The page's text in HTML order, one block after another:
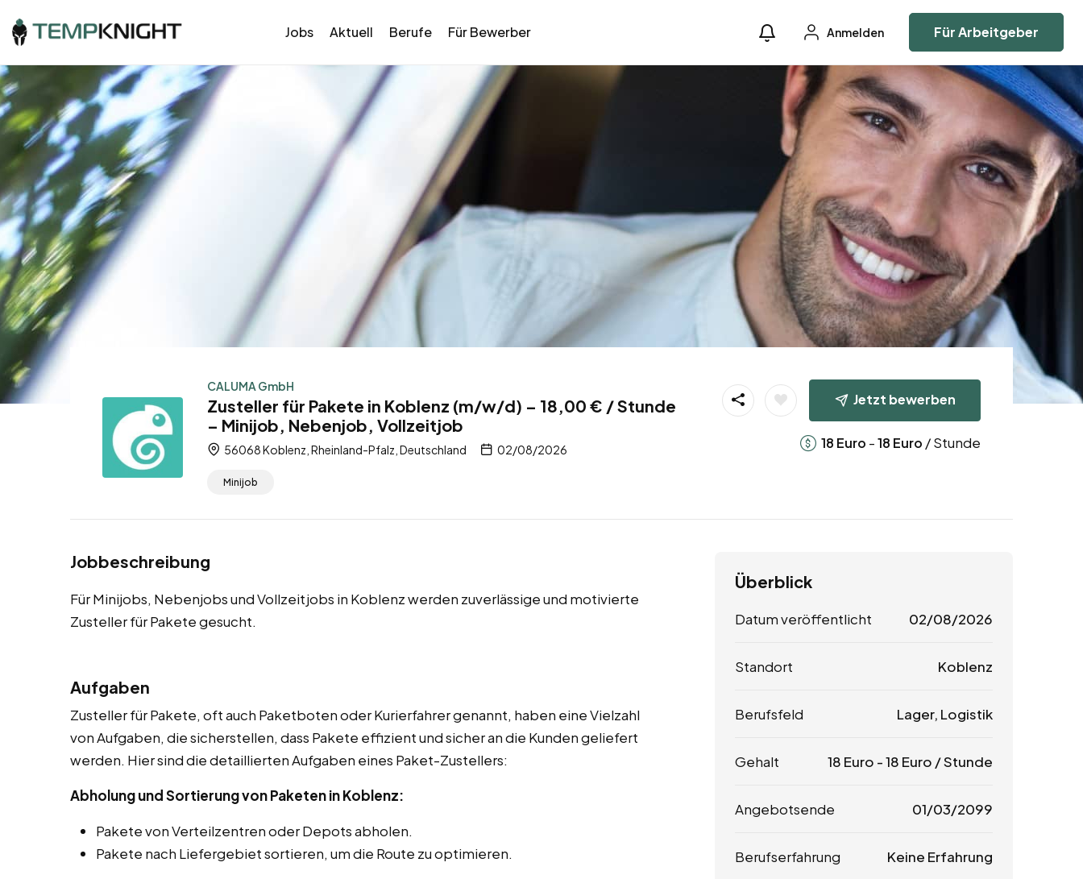
Jobs Aktuell Berufe Für Bewerber Anmelden Für Arbeitgeber
CALUMA GmbH
Zusteller für Pakete in Koblenz (m/w/d) – 18,00 € / Stunde
– Minijob, Nebenjob, Vollzeitjob
56068 Koblenz, Rheinland-Pfalz, Deutschland 02/08/2026
Minijob
Jetzt bewerben
18 Euro -18 Euro / Stunde
Jobbeschreibung
Für Minijobs, Nebenjobs und Vollzeitjobs in Koblenz werden zuverlässige und motivierte
Zusteller für Pakete gesucht.
Aufgaben
Zusteller für Pakete, oft auch Paketboten oder Kurierfahrer genannt, haben eine Vielzahl
von Aufgaben, die sicherstellen, dass Pakete effizient und sicher an die Kunden geliefert
werden. Hier sind die detaillierten Aufgaben eines Paket-Zustellers:
Abholung und Sortierung von Paketen in Koblenz:
Pakete von Verteilzentren oder Depots abholen.
Pakete nach Liefergebiet sortieren, um die Route zu optimieren.
Überblick
Datum veröffentlicht 02/08/2026
Standort Koblenz
Berufsfeld Lager, Logistik
Gehalt 18 Euro -18 Euro / Stunde
Angebotsende 01/03/2099
Berufserfahrung Keine Erfahrung